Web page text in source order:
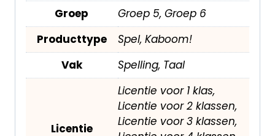
Groep
Groep 5, Groep 6
Producttype
Spel, Kaboom!
Vak
Spelling, Taal
Licentie
Licentie voor 1 klas,
Licentie voor 2 klassen,
Licentie voor 3 klassen,